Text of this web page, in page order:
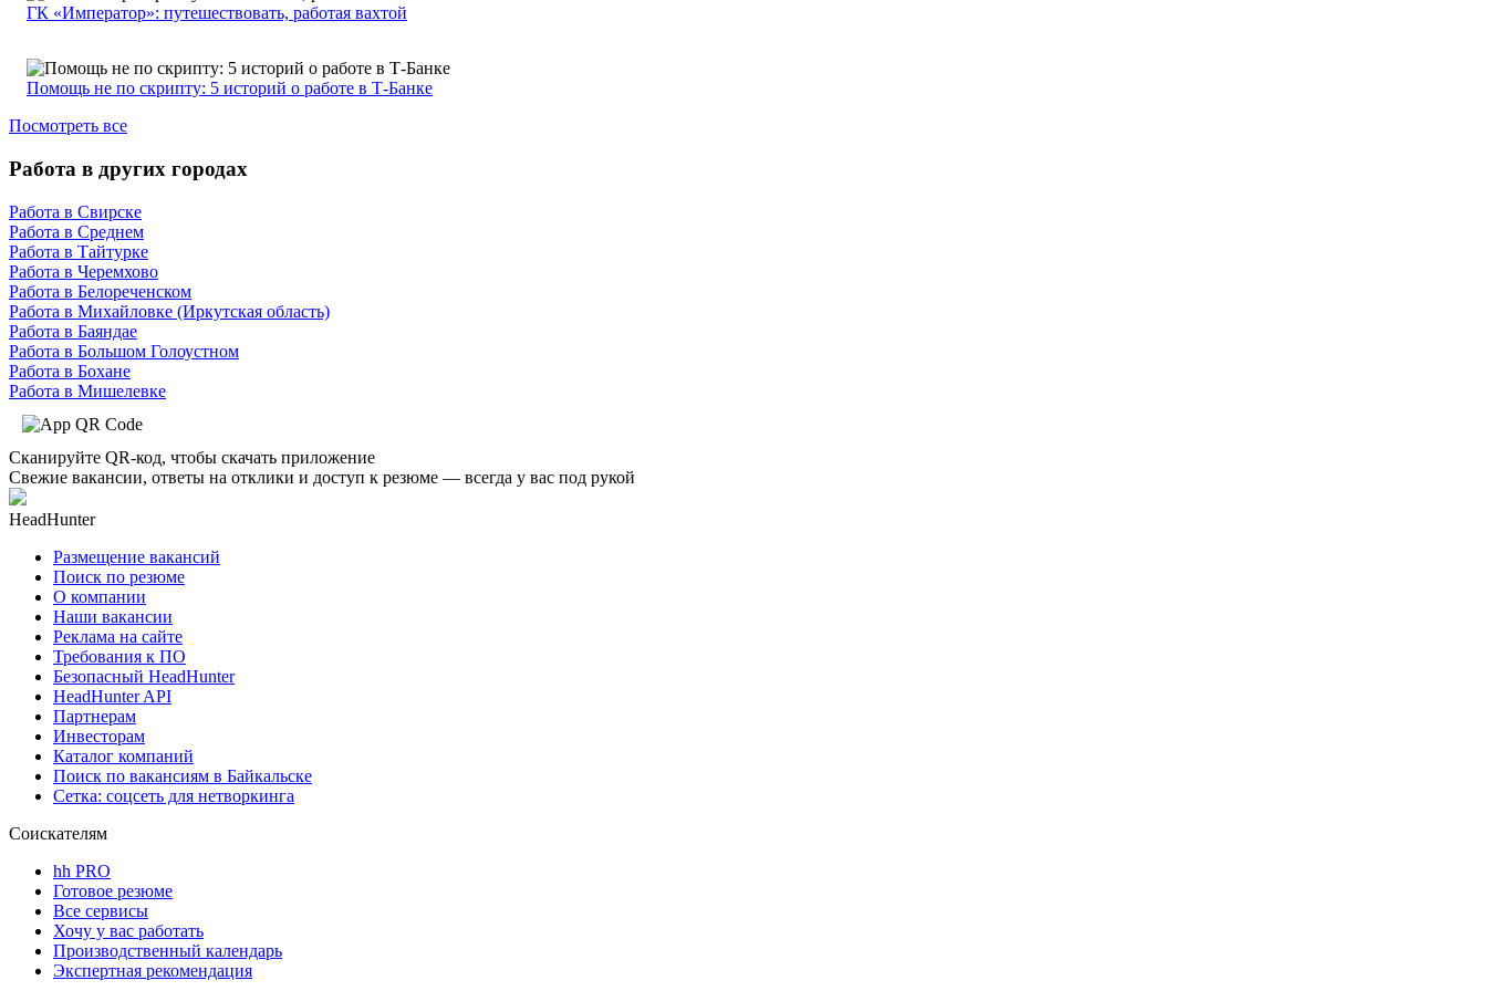
ГК «Император»: путешествовать, работая вахтой
Помощь не по скрипту: 5 историй о работе в Т-Банке
Посмотреть все
Работа в других городах
Работа в Свирске
Работа в Среднем
Работа в Тайтурке
Работа в Черемхово
Работа в Белореченском
Работа в Михайловке (Иркутская область)
Работа в Баяндае
Работа в Большом Голоустном
Работа в Бохане
Работа в Мишелевке
Сканируйте QR-код, чтобы скачать приложение
Свежие вакансии, ответы на отклики и доступ к резюме — всегда у вас под рукой
HeadHunter
Размещение вакансий
Поиск по резюме
О компании
Наши вакансии
Реклама на сайте
Требования к ПО
Безопасный HeadHunter
HeadHunter API
Партнерам
Инвесторам
Каталог компаний
Поиск по вакансиям в Байкальске
Сетка: соцсеть для нетворкинга
Соискателям
hh PRO
Готовое резюме
Все сервисы
Хочу у вас работать
Производственный календарь
Экспертная рекомендация